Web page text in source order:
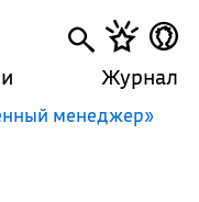
Журнал
менеджер»